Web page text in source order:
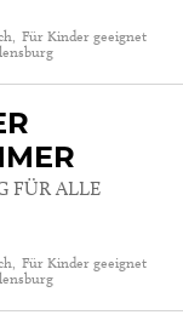
Für Kinder geeignet
FÜR ALLE
Für Kinder geeignet